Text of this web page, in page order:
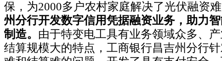
保，为2000多户农村家庭解决了光伏融资
州分行开发数字信用凭据融资业务，助力
制造。 由于特变电工具有业务领域众多、
结算规模大的特点，工商银行昌吉州分行